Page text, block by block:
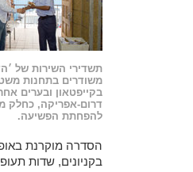
תשדירי השירות של
משודרים בתחנות
בקייפטאון ובערים
דרום-אפריקה, כחלק
להפחתת הפשיעה.
הסדרה מוקרנת
בקניונים, שדות